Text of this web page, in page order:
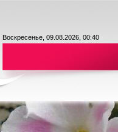
Воскресенье, 09.08.2026, 00:40